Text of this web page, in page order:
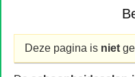
Deze pagina is niet